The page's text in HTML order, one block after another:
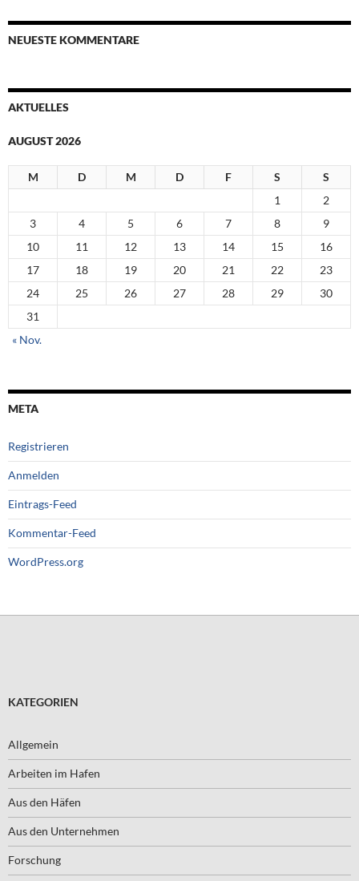
NEUESTE KOMMENTARE
AKTUELLES
AUGUST 2026
M D M D F S
S
1
2
3
4 5 6 7 8
9
10
11 12 13 14 15
16
17
18 19 20 21 22
23
24
25 26 27 28 29
30
31
« Nov.
META
Registrieren
Anmelden
Eintrags-Feed
Kommentar-Feed
WordPress.org
KATEGORIEN
Allgemein
Arbeiten im Hafen
Aus den Häfen
Aus den Unternehmen
Forschung